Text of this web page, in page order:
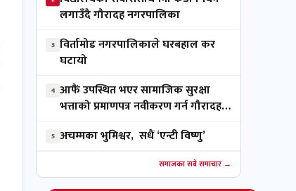
लगाउँदै गौरादह नगरपालिका
3 विर्तामोड नगरपालिकाले घरबहाल कर
घटायो
4 आफैं उपस्थित भएर सामाजिक सुरक्षा
भत्ताको प्रमाणपत्र नवीकरण गर्न गौरादह
5 अचम्मका भुमिश्वर, सधैं ‘एन्टी विष्णु’
समाजका सबै समाचार →